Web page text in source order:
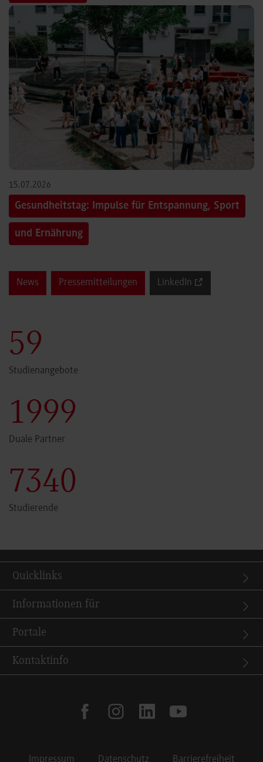
15.07.2026
Gesundheitstag: Impulse für Entspannung, Sport
und Ernährung
News Pressemitteilungen LinkedIn
60
Studienangebote
2000
Duale Partner
7341
Studierende
Quicklinks
Informationen für
Portale
Kontaktinfo
facebookinstagramlinkedin youtube